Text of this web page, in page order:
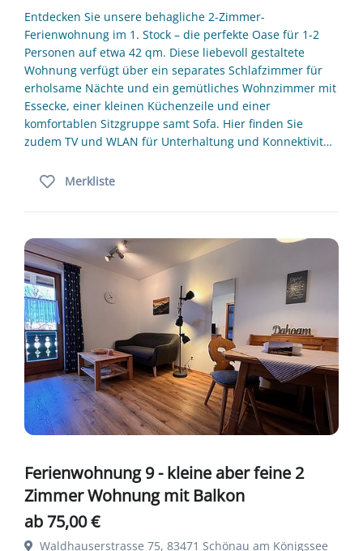
Entdecken Sie unsere behagliche 2-Zimmer-
Ferienwohnung im 1. Stock – die perfekte Oase für 1-2
Personen auf etwa 42 qm. Diese liebevoll gestaltete
Wohnung verfügt über ein separates Schlafzimmer für
erholsame Nächte und ein gemütliches Wohnzimmer mit
Essecke, einer kleinen Küchenzeile und einer
komfortablen Sitzgruppe samt Sofa. Hier finden Sie
zudem TV und WLAN für Unterhaltung und Konnektivit…
Merkliste
Ferienwohnung 9 - kleine aber feine 2
Zimmer Wohnung mit Balkon
ab 75,00 €
Waldhauserstrasse 75, 83471 Schönau am Königssee